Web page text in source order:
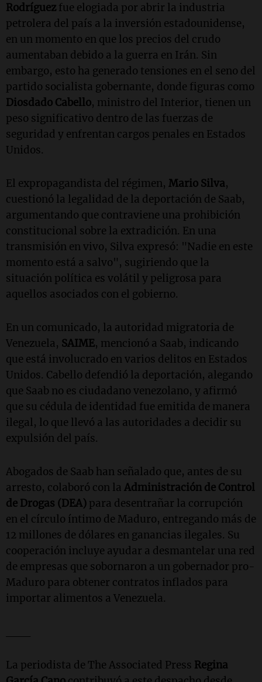
Rodríguez fue elogiada por abrir la industria
petrolera del país a la inversión estadounidense,
en un momento en que los precios del crudo
aumentaban debido a la guerra en Irán. Sin
embargo, esto ha generado tensiones en el seno del
partido socialista gobernante, donde figuras como
Diosdado Cabello, ministro del Interior, tienen un
peso significativo dentro de las fuerzas de
seguridad y enfrentan cargos penales en Estados
Unidos.
El expropagandista del régimen, Mario Silva,
cuestionó la legalidad de la deportación de Saab,
argumentando que contraviene una prohibición
constitucional sobre la extradición. En una
transmisión en vivo, Silva expresó: "Nadie en este
momento está a salvo", sugiriendo que la
situación política es volátil y peligrosa para
aquellos asociados con el gobierno.
En un comunicado, la autoridad migratoria de
Venezuela, SAIME, mencionó a Saab, indicando
que está involucrado en varios delitos en Estados
Unidos. Cabello defendió la deportación, alegando
que Saab no es ciudadano venezolano, y afirmó
que su cédula de identidad fue emitida de manera
ilegal, lo que llevó a las autoridades a decidir su
expulsión del país.
Abogados de Saab han señalado que, antes de su
arresto, colaboró con la Administración de Control
de Drogas (DEA) para desentrañar la corrupción
en el círculo íntimo de Maduro, entregando más de
12 millones de dólares en ganancias ilegales. Su
cooperación incluye ayudar a desmantelar una red
de empresas que sobornaron a un gobernador pro-
Maduro para obtener contratos inflados para
importar alimentos a Venezuela.
La periodista de The Associated Press Regina